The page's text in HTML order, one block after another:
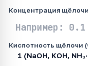
Концентрация
Кислотность щёлочи